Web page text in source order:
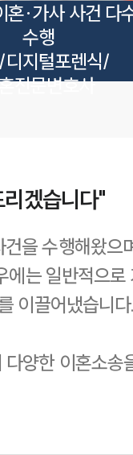
혼·가사 사건 다
수행
지털포렌식/
전문변호사
겠습니다"
을 수행해왔
는 일반적으
이끌어냈습니다.
양한 이혼소